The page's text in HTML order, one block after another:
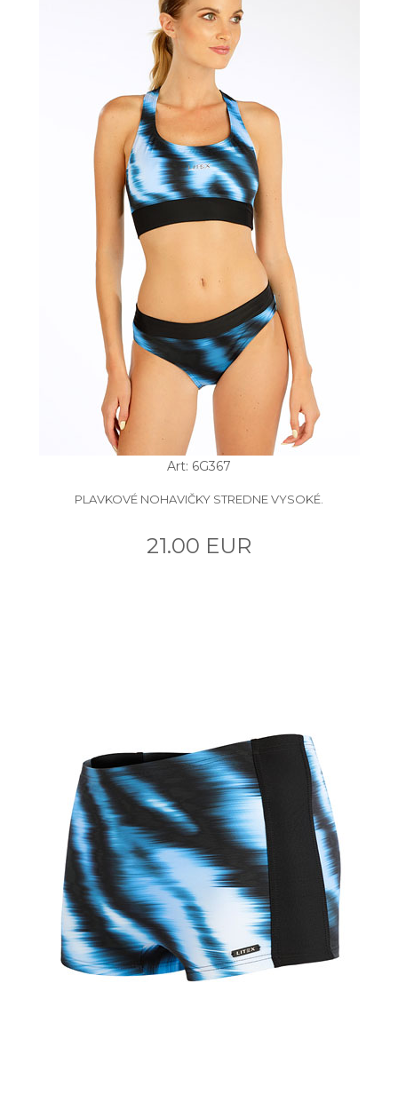
Art: 6G367
PLAVKOVÉ NOHAVIČKY STREDNE VYSOKÉ.
21.00 EUR